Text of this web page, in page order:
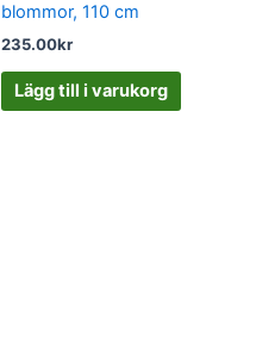
blommor, 110 cm
235.00kr
Lägg till i varukorg